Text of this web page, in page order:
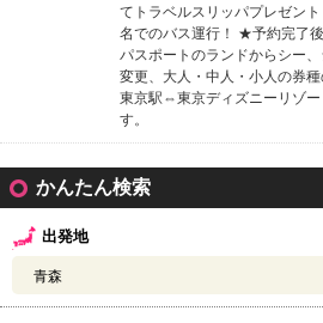
てトラベルスリッパプレゼン
名でのバス運行！ ★予約完了
パスポートのランドからシー
変更、大人・中人・小人の券
東京駅⇔東京ディズニーリゾー
す。
かんたん検索
出発地